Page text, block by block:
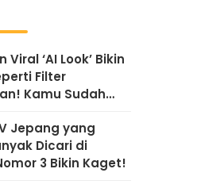
Viral ‘AI Look’ Bikin
Filter
Kamu Sudah
Jepang yang
Dicari di
3 Bikin Kaget!